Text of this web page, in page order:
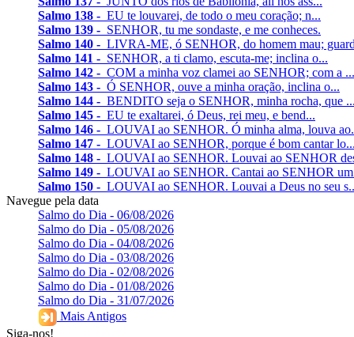
Salmo 138 - EU te louvarei, de todo o meu coração; n...
Salmo 139 - SENHOR, tu me sondaste, e me conheces.
Salmo 140 - LIVRA-ME, ó SENHOR, do homem mau;
Salmo 141 - SENHOR, a ti clamo, escuta-me; inclina o...
Salmo 142 - COM a minha voz clamei ao SENHOR; com a ...
Salmo 143 - Ó SENHOR, ouve a minha oração, inclina o...
Salmo 144 - BENDITO seja o SENHOR, minha rocha, que ...
Salmo 145 - EU te exaltarei, ó Deus, rei meu, e bend...
Salmo 146 - LOUVAI ao SENHOR. Ó minha alma, louva
Salmo 147 - LOUVAI ao SENHOR, porque é bom cantar lo...
Salmo 148 - LOUVAI ao SENHOR. Louvai ao SENHOR
Salmo 149 - LOUVAI ao SENHOR. Cantai ao SENHOR um
Salmo 150 - LOUVAI ao SENHOR. Louvai a Deus no seu
Navegue pela data
Salmo do Dia - 06/08/2026
Salmo do Dia - 05/08/2026
Salmo do Dia - 04/08/2026
Salmo do Dia - 03/08/2026
Salmo do Dia - 02/08/2026
Salmo do Dia - 01/08/2026
Salmo do Dia - 31/07/2026
Mais Antigos
Siga-nos!